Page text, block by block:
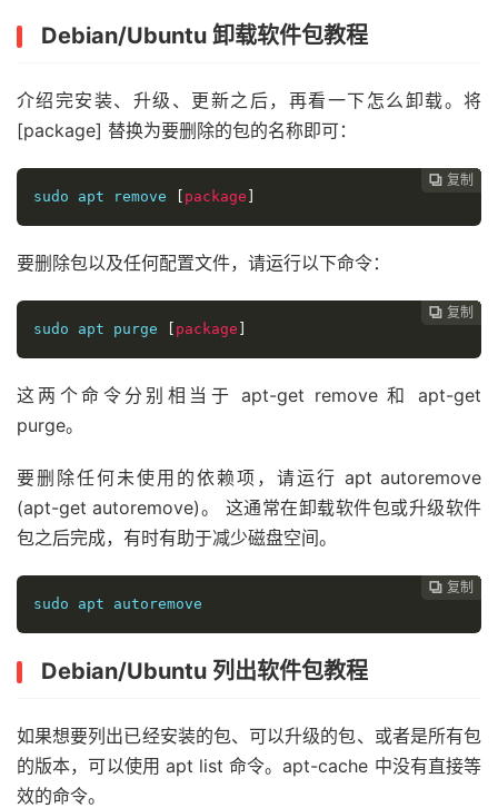
Debian/Ubuntu 卸载软件包教程
介绍完安装、升级、更新之后，再看一下怎么卸载。将
[package] 替换为要删除的包的名称即可：
 复制
 复制
 复制
 复制
 复制
 复制
 复制
 复制
 复制
 复制
 复制
 复制
 复制
 复制
sudo apt remove
[ package ]
要删除包以及任何配置文件，请运行以下命令：
 复制
 复制
 复制
 复制
 复制
 复制
 复制
 复制
 复制
 复制
 复制
 复制
 复制
sudo apt purge
[ package ]
这两个命令分别相当于 apt-get remove 和 apt-get
purge。
要删除任何未使用的依赖项，请运行 apt autoremove
(apt-get autoremove)。 这通常在卸载软件包或升级软件
包之后完成，有时有助于减少磁盘空间。
 复制
 复制
 复制
 复制
 复制
 复制
 复制
 复制
 复制
 复制
 复制
 复制
sudo apt autoremove
Debian/Ubuntu 列出软件包教程
如果想要列出已经安装的包、可以升级的包、或者是所有包
的版本，可以使用 apt list 命令。apt-cache 中没有直接等
效的命令。